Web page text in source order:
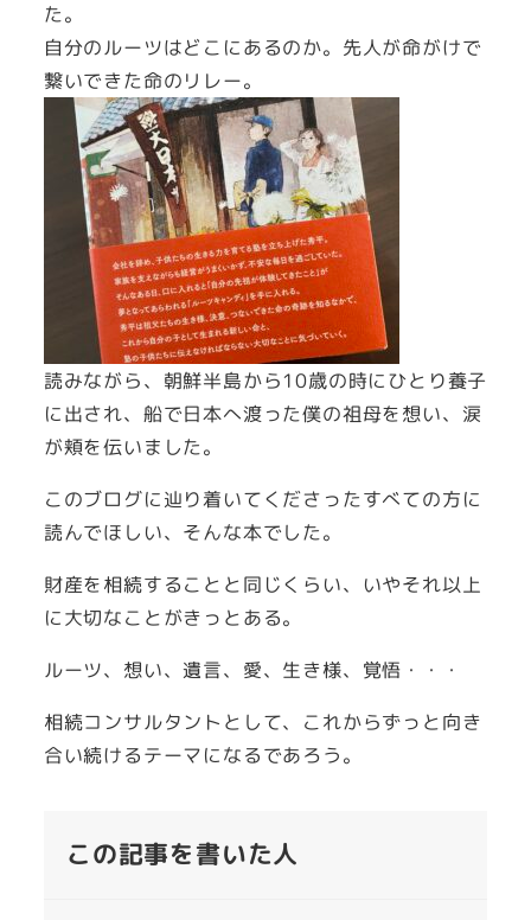
た。
自分のルーツはどこにあるのか。先人が命がけで
繋いできた命のリレー。
読みながら、朝鮮半島から10歳の時にひとり養子
に出され、船で日本へ渡った僕の祖母を想い、涙
が頬を伝いました。
このブログに辿り着いてくださったすべての方に
読んでほしい、そんな本でした。
財産を相続することと同じくらい、いやそれ以上
に大切なことがきっとある。
ルーツ、想い、遺言、愛、生き様、覚悟・・・
相続コンサルタントとして、これからずっと向き
合い続けるテーマになるであろう。
この記事を書いた人